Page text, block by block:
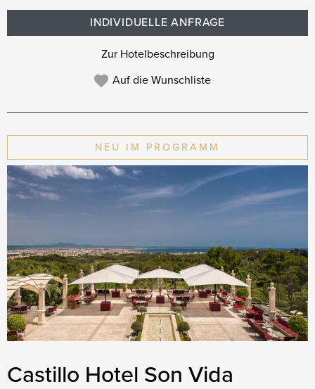
INDIVIDUELLE ANFRAGE
Zur Hotelbeschreibung
Auf die Wunschliste
NEU IM PROGRAMM
Castillo Hotel Son Vida